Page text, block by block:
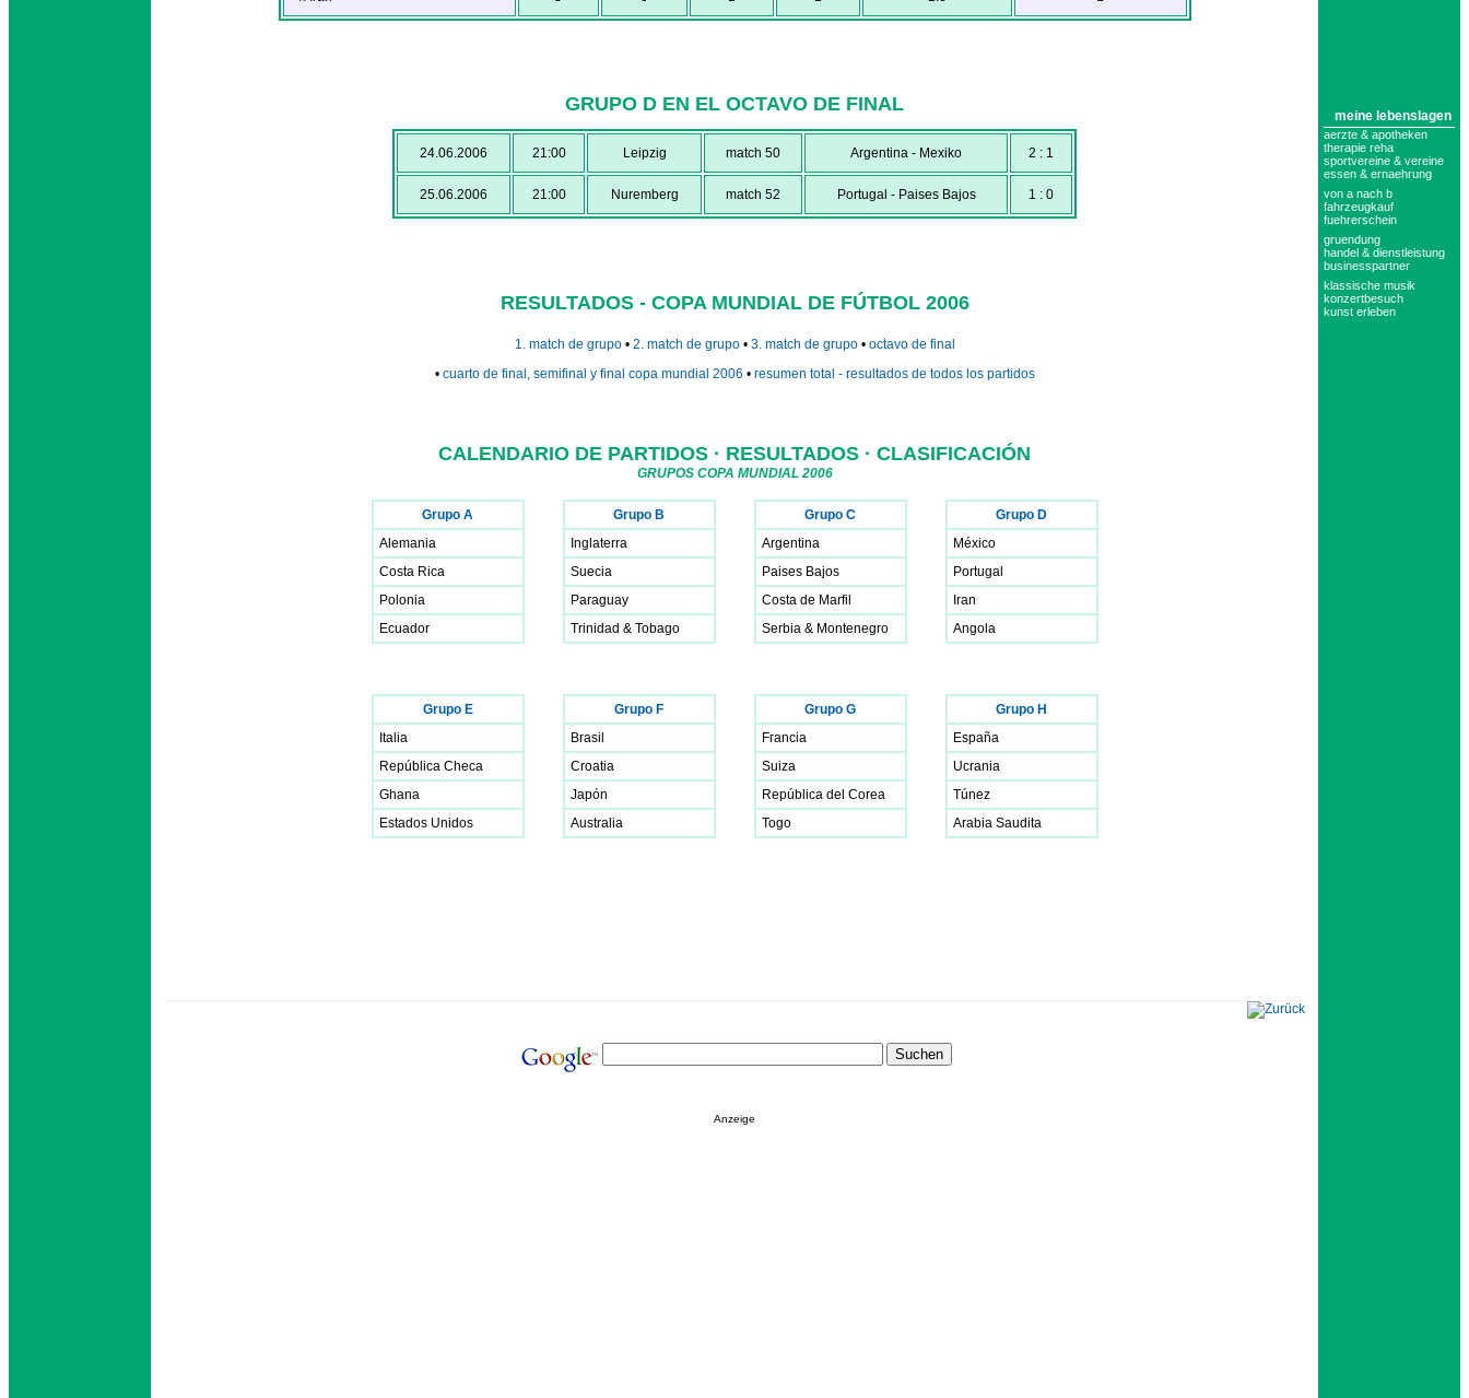
GRUPO D EN EL OCTAVO DE FINAL
24.06.2006 21:00 Leipzig match 50 Argentina - Mexiko 2 : 1
25.06.2006 21:00 Nuremberg match 52 Portugal - Paises Bajos 1 : 0
RESULTADOS - COPA MUNDIAL DE FÚTBOL 2006
1. match de grupo• 2. match de grupo • 3. match de grupo • octavo de final
• cuarto de final, semifinal y final copa mundial 2006 • resumen total - resultados de todos los partidos
CALENDARIO DE PARTIDOS · RESULTADOS · CLASIFICACIÓN
GRUPOS COPA MUNDIAL 2006
Grupo A
Alemania
Costa Rica
Polonia
Ecuador
Grupo B
Inglaterra
Suecia
Paraguay
Trinidad & Tobago
Grupo C
Argentina
Paises Bajos
Costa de Marfil
Serbia & Montenegro
Grupo D
México
Portugal
Iran
Angola
Grupo E
Italia
República Checa
Ghana
Estados Unidos
Grupo F
Brasil
Croatia
Japón
Australia
Grupo G
Francia
Suiza
República del Corea
Togo
Grupo H
España
Ucrania
Túnez
Arabia Saudita
Anzeige
meine lebenslagen
aerzte & apotheken
therapie reha
sportvereine & vereine
essen & ernaehrung
von a nach b
fahrzeugkauf
fuehrerschein
gruendung
handel & dienstleistung
businesspartner
klassische musik
konzertbesuch
kunst erleben